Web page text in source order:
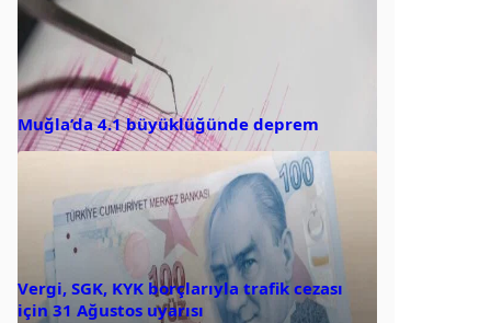
Muğla’da 4.1 büyüklüğünde deprem
Vergi, SGK, KYK borçlarıyla trafik cezası
için 31 Ağustos uyarısı